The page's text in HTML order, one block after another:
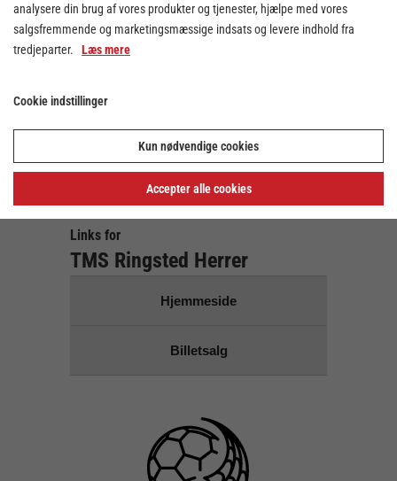
søndag - 24. september
Der er ingen kampe på den
valgte dato
Brug dato vælgeren ovenover for at vælge en anden
Links for
TMS Ringsted Herrer
Hjemmeside
Billetsalg
analysere din brug af vores produkter og tjenester, hjælpe med vores
salgsfremmende og marketingsmæssige indsats og levere indhold fra
tredjeparter. Læs mere
Cookie indstillinger
Kun nødvendige cookies
Accepter alle cookies